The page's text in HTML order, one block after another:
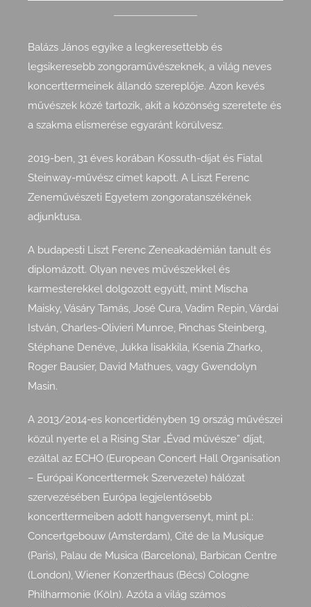
Balázs János egyike a legkeresettebb és
legsikeresebb zongoraművészeknek, a világ neves
koncerttermeinek állandó szereplője. Azon kevés
művészek közé tartozik, akit a közönség szeretete és
a szakma elismerése egyaránt körülvesz.
2019-ben, 31 éves korában Kossuth-díjat és Fiatal
Steinway-művész címet kapott. A Liszt Ferenc
Zeneművészeti Egyetem zongoratanszékének
adjunktusa.
A budapesti Liszt Ferenc Zeneakadémián tanult és
diplomázott. Olyan neves művészekkel és
karmesterekkel dolgozott együtt, mint Mischa
Maisky, Vásáry Tamás, José Cura, Vadim Repin, Várdai
István, Charles-Olivieri Munroe, Pinchas Steinberg,
Stéphane Denéve, Jukka Iisakkila, Ksenia Zharko,
Roger Bausier, David Mathues, vagy Gwendolyn
Masin.
A 2013/2014-es koncertidényben 19 ország művészei
közül nyerte el a Rising Star „Évad művésze” díjat,
ezáltal az ECHO (European Concert Hall Organisation
– Európai Koncerttermek Szervezete) hálózat
szervezésében Európa legjelentősebb
koncerttermeiben adott hangversenyt, mint pl.:
Concertgebouw (Amsterdam), Cité de la Musique
(Paris), Palau de Musica (Barcelona), Barbican Centre
(London), Wiener Konzerthaus (Bécs) Cologne
Philharmonie (Köln). Azóta a világ számos